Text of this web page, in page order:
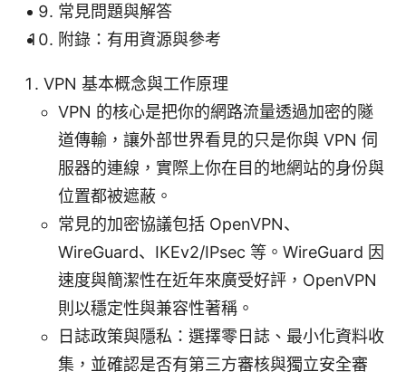
常見問題與解答
附錄：有用資源與參考
VPN 基本概念與工作原理
VPN 的核心是把你的網路流量透過加密的隧
道傳輸，讓外部世界看見的只是你與 VPN 伺
服器的連線，實際上你在目的地網站的身份與
位置都被遮蔽。
常見的加密協議包括 OpenVPN、
WireGuard、IKEv2/IPsec 等。WireGuard 因
速度與簡潔性在近年來廣受好評，OpenVPN
則以穩定性與兼容性著稱。
日誌政策與隱私：選擇零日誌、最小化資料收
集，並確認是否有第三方審核與獨立安全審